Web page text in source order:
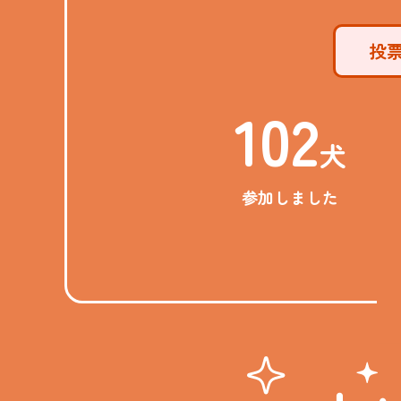
投
102犬
参加しました